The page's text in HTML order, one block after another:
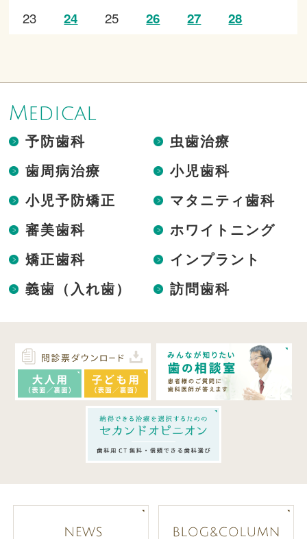
23
24 25 26 27 28
Medical
予防歯科
虫歯治療
歯周病治療
小児歯科
小児予防矯正
マタニティ歯科
審美歯科
ホワイトニング
矯正歯科
インプラント
義歯（入れ歯）
訪問歯科